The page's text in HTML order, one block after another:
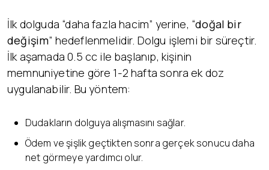
İlk dolguda “daha fazla hacim” yerine, “doğal bir
değişim” hedeflenmelidir. Dolgu işlemi bir süreçtir.
İlk aşamada 0.5 cc ile başlanıp, kişinin
memnuniyetine göre 1-2 hafta sonra ek doz
uygulanabilir. Bu yöntem:
Dudakların dolguya alışmasını sağlar.
Ödem ve şişlik geçtikten sonra gerçek sonucu daha
net görmeye yardımcı olur.